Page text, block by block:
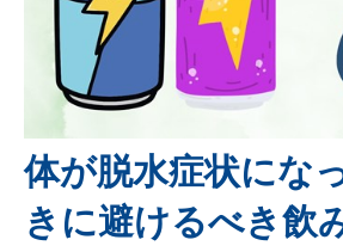
体が脱水症状にな
きに避けるべき飲